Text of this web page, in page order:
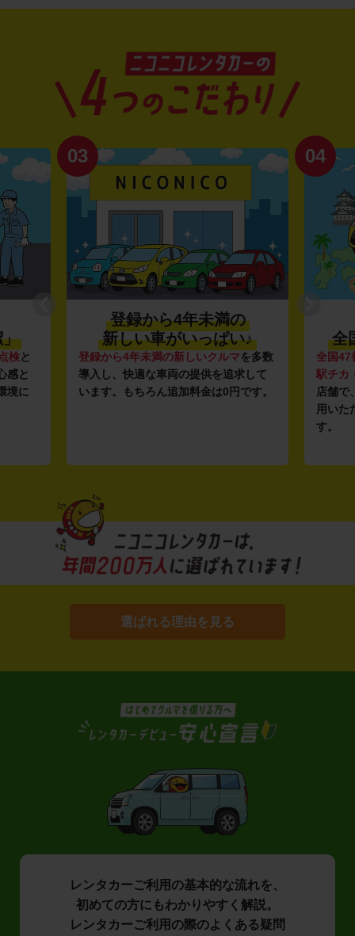
」
検と
感と
境に
03
登録から4年未満の
新しい車がいっぱい♪
登録から4年未満の新しいクルマを多数
導入し、快適な車両の提供を追求して
います。もちろん追加料金は0円です。
04
全
全国47
駅チカ
店舗で
用いた
す。
選ばれる理由を見る
レンタカーご利用の基本的な流れを、
初めての方にもわかりやすく解説。
レンタカーご利用の際のよくある疑問